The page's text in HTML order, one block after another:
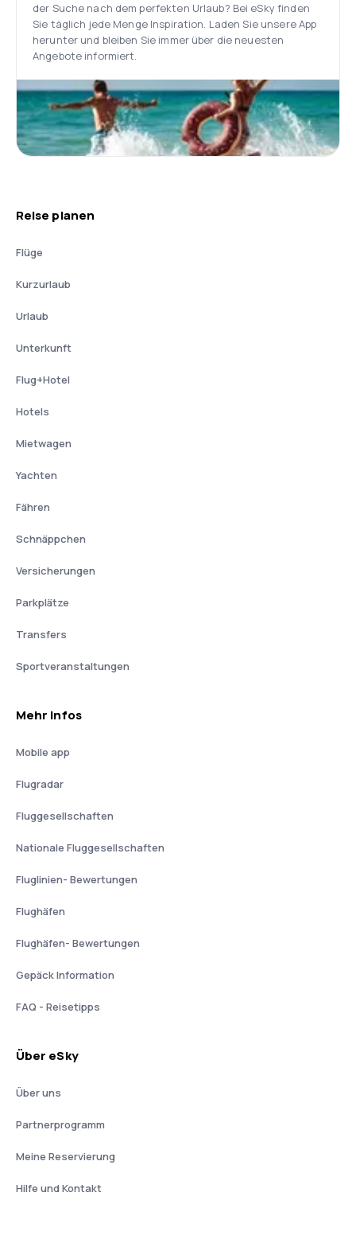
der Suche nach dem perfekten Urlaub? Bei eSky finden
Sie täglich jede Menge Inspiration. Laden Sie unsere App
herunter und bleiben Sie immer über die neuesten
Angebote informiert.
Reise planen
Flüge
Kurzurlaub
Urlaub
Unterkunft
Flug+Hotel
Hotels
Mietwagen
Yachten
Fähren
Schnäppchen
Versicherungen
Parkplätze
Transfers
Sportveranstaltungen
Mehr Infos
Mobile app
Flugradar
Fluggesellschaften
Nationale Fluggesellschaften
Fluglinien- Bewertungen
Flughäfen
Flughäfen- Bewertungen
Gepäck Information
FAQ - Reisetipps
Über eSky
Über uns
Partnerprogramm
Meine Reservierung
Hilfe und Kontakt